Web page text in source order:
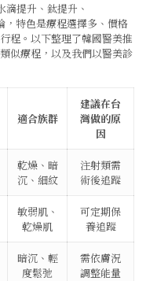
提升、鈦提升、
特色是療程選擇多、價格
程。以下整理了韓國醫美推
似療程，以及我們以醫美診
適合族群
建議在台
灣做的原
因
乾燥、暗
沉、細紋
注射類需
術後追蹤
敏弱肌、
乾燥肌
可定期保
養追蹤
暗沉、輕
度鬆弛
需依膚況
調整能量